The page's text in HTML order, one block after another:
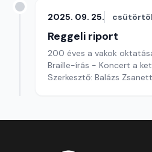
2025. 09. 25.
Reggeli riport
200 éves a vakok
Braille-írás - Koncert a
Szerkesztő: Balázs Zsanett